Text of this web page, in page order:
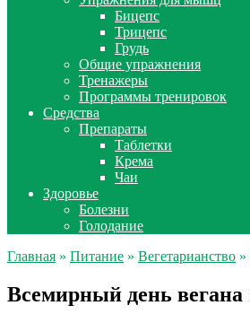
Бицепс
Трицепс
Грудь
Общие упражнения
Тренажеры
Программы тренировок
Средства
Препараты
Таблетки
Крема
Чаи
Здоровье
Болезни
Голодание
Главная » Питание » Вегетарианство »
Всемирный день вегана